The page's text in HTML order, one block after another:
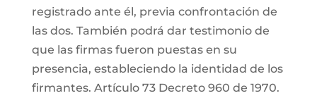
registrado ante él, previa confrontación de
las dos. También podrá dar testimonio de
que las firmas fueron puestas en su
presencia, estableciendo la identidad de los
firmantes. Artículo 73 Decreto 960 de 1970.